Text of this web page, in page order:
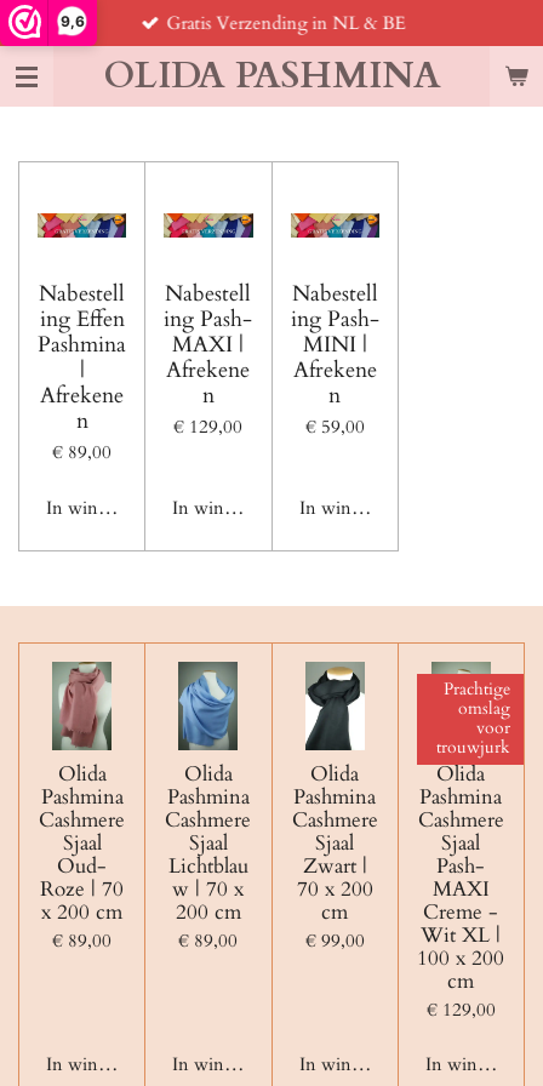
9,6
Ga
direct
naar
de
OLIDA PASHMINA
Gratis Verzending in NL & BE
Nabestell
ing Effen
Pashmina
|
Afrekene
n
€ 89,00
In winkelwagen
Nabestell
ing Pash-
MAXI |
Afrekene
n
€ 129,00
In winkelwagen
Nabestell
ing Pash-
MINI |
Afrekene
n
€ 59,00
In winkelwagen
Olida
Pashmina
Cashmere
Sjaal
Oud-
Roze | 70
x 200 cm
€ 89,00
In winkelwagen
Olida
Pashmina
Cashmere
Sjaal
Lichtblau
w | 70 x
200 cm
€ 89,00
In winkelwagen
Olida
Pashmina
Cashmere
Sjaal
Zwart |
70 x 200
cm
€ 99,00
In winkelwagen
Prachtige
omslag
voor
trouwjurk
Olida
Pashmina
Cashmere
Sjaal
Pash-
MAXI
Creme -
Wit XL |
100 x 200
cm
€ 129,00
In